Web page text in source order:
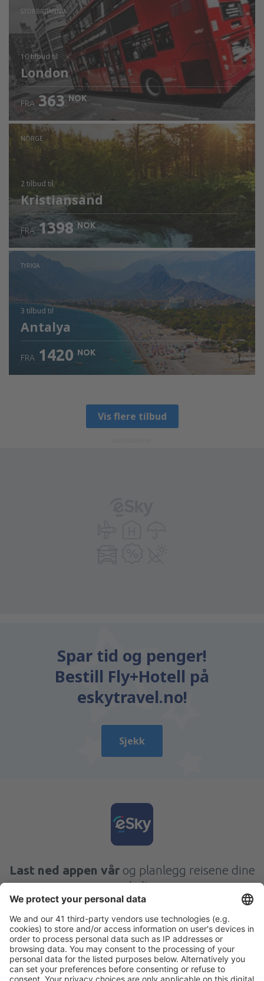
STORBRITANNIA
10 tilbudtil
London
FRA 363 NOK
NORGE
2 tilbud til
Kristiansand
FRA 1398 NOK
TYRKIA
3 tilbud til
Antalya
FRA 1420 NOK
Vis flere tilbud
Spar tid og penger!
Bestill Fly+Hotell på
eskytravel.no!
Sjekk
Last ned appen vår og planlegg reisene dine
enkelt
Planlegg reisen din